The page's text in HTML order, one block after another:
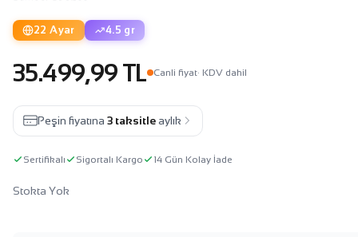
22 Ayar 4.5 gr
35.499,99 TL Canli fiyat· KDV dahil
Peşin fiyatına 3 taksitle aylık
Sertifikalı Sigortalı Kargo 14 Gün Kolay İade
Stokta Yok